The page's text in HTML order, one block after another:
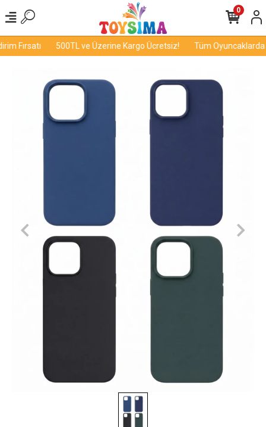
Fırsatı 500TL ve Üzerine Kargo Ücretsiz! Tüm Oyuncaklarda
0